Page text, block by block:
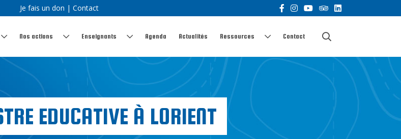
Je fais un don | Contact
Nos actions Enseignants Agenda Actualités Ressources Contact
EDUCATIVE À LORIENT